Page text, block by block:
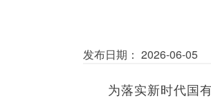
发布日期： 2026-06-05
为落实新时代国